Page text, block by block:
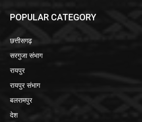
POPULAR CATEGORY
छत्तीसगढ़
सरगुजा संभाग
रायपुर
रायपुर संभाग
बलरामपुर
देश